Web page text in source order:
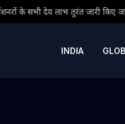
किए जाएं ● फर्जी PhD
INDIA